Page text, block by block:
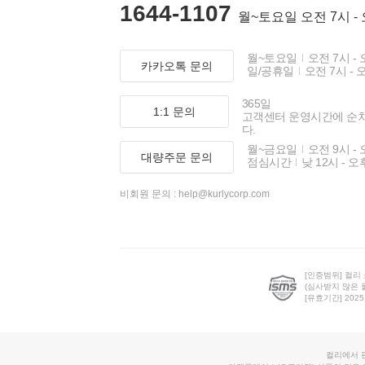
1644-1107 월~토요일 오전 7시 -
카카오톡 문의
월~토요일
오전 7시 -
일/공휴일
오전 7시 -
1:1 문의
365일
고객센터 운영시간에 순
다.
대량주문 문의
월~금요일
오전 9시 -
점심시간
낮 12시 - 오
비회원 문의 : help@kurlycorp.com
[인증범위] 컬리
(심사받지 않은
[유효기간]
컬리에서